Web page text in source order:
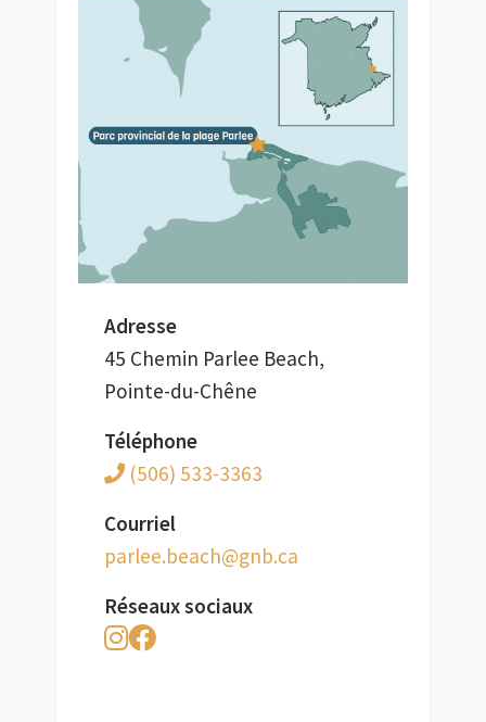
Adresse
45 Chemin Parlee Beach,
Pointe-du-Chêne
Téléphone
(506) 533-3363
Courriel
ac.bng@hcaeb.eelrap
Réseaux sociaux